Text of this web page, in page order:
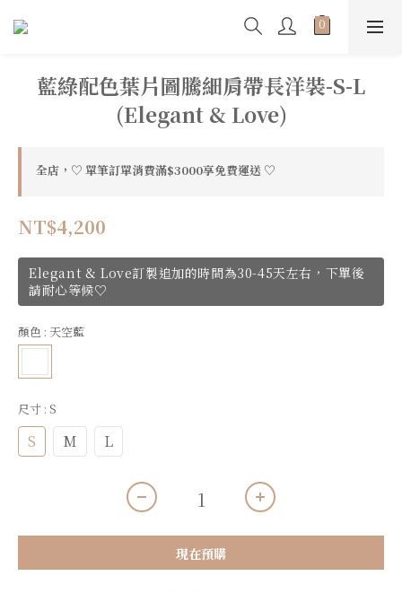
藍綠配色葉片圖騰細肩帶長洋裝-S-L
(Elegant & Love)
全店，♡ 單筆訂單消費滿$3000享免費運送 ♡
NT$4,200
Elegant & Love訂製追加的時間為30-45天左右，下單後
請耐心等候♡
顏色 : 天空藍
尺寸 : S
S M L
現在預購